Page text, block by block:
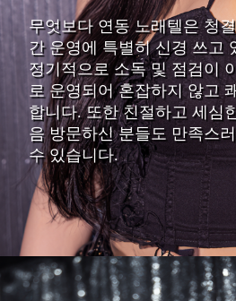
무엇보다 연동 노래텔은 청
간 운영에 특별히 신경 쓰고
정기적으로 소독 및 점검이
로 운영되어 혼잡하지 않고
합니다. 또한 친절하고 세심
음 방문하신 분들도 만족스
수 있습니다.